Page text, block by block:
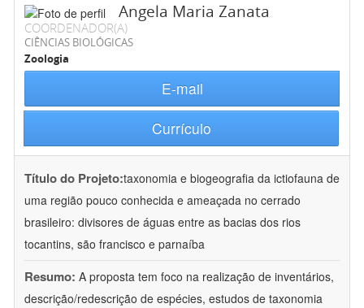
Angela Maria Zanata
COORDENADOR(A)
CIÊNCIAS BIOLÓGICAS
Zoologia
E-mail
Currículo
Título do Projeto:taxonomia e biogeografia da ictiofauna de
uma região pouco conhecida e ameaçada no cerrado
brasileiro: divisores de águas entre as bacias dos rios
tocantins, são francisco e parnaíba
Resumo: A proposta tem foco na realização de inventários,
descrição/redescrição de espécies, estudos de taxonomia